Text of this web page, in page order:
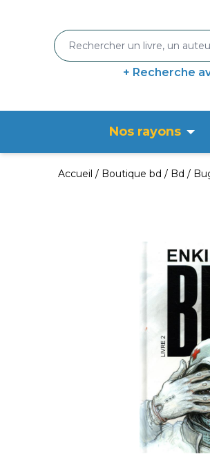
+ Recherche
Nos rayons
Accueil Boutique bd Bd